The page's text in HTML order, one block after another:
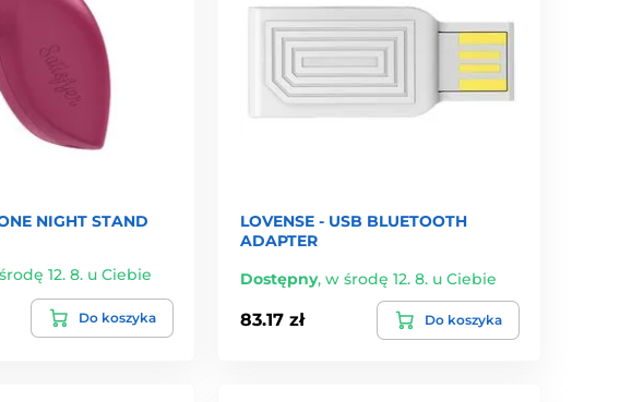
NIGHT STAND
12. 8. u Ciebie
Do koszyka
LOVENSE - USB BLUETOOTH
ADAPTER
Dostępny,w środę 12. 8. u Ciebie
83.17 zł Do koszyka